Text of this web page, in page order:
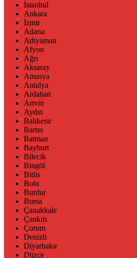
İstanbul
Ankara
İzmir
Adana
Adıyaman
Afyon
Ağrı
Aksaray
Amasya
Antalya
Ardahan
Artvin
Aydın
Balıkesir
Bartın
Batman
Bayburt
Bilecik
Bingöl
Bitlis
Bolu
Burdur
Bursa
Çanakkale
Çankırı
Çorum
Denizli
Diyarbakır
Düzce